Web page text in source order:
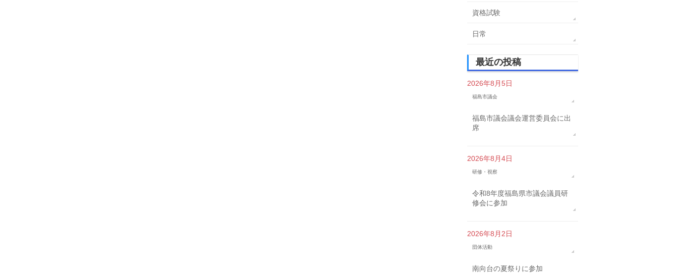
資格試験
日常
最近の投稿
2026年8月5日
福島市議会
福島市議会議会運営委員会に出
席
2026年8月4日
研修・視察
令和8年度福島県市議会議員研
修会に参加
2026年8月2日
団体活動
南向台の夏祭りに参加